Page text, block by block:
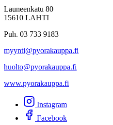
Launeenkatu 80
15610 LAHTI
Puh. 03 733 9183
myynti@pyorakauppa.fi
huolto@pyorakauppa.fi
www.pyorakauppa.fi
Instagram
Facebook